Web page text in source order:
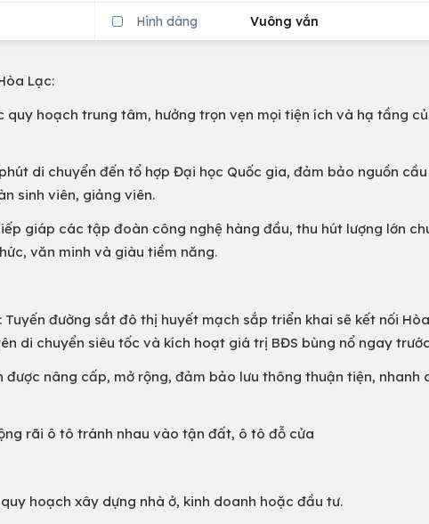
Hình dáng Vuông vắn
Lạc:
quy hoạch trung tâm, hưởng trọn vẹn mọi tiện ích và hạ tầng
di chuyển đến tổ hợp Đại học Quốc gia, đảm bảo nguồn
sinh viên, giảng viên.
Tiếp giáp các tập đoàn công nghệ hàng đầu, thu hút lượng lớn
văn minh và giàu tiềm năng.
Tuyến đường sắt đô thị huyết mạch sắp triển khai sẽ kết nối
di chuyển siêu tốc và kích hoạt giá trị BĐS bùng nổ ngay
được nâng cấp, mở rộng, đảm bảo lưu thông thuận tiện, nhanh
rãi ô tô tránh nhau vào tận đất, ô tô đỗ cửa
hoạch xây dựng nhà ở, kinh doanh hoặc đầu tư.